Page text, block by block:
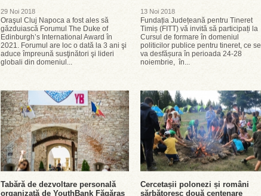
29 Noi 2018
Oraşul Cluj Napoca a fost ales să
găzduiască Forumul The Duke of
Edinburgh’s International Award în
2021. Forumul are loc o dată la 3 ani şi
aduce împreună susţinători şi lideri
globali din domeniul...
13 Noi 2018
Fundația Județeană pentru Tineret
Timiș (FITT) vă invită să participați la
Cursul de formare în domeniul
politicilor publice pentru tineret, ce se
va desfășura în perioada 24-28
noiembrie, în...
Tabără de dezvoltare personală
organizată de YouthBank Făgăraș
Cercetașii polonezi și români
sărbătoresc două centenare